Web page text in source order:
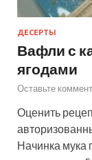
ДЕСЕРТЫ
Вафли с
ягодами
Оставьте
Оценить
Начинка мука